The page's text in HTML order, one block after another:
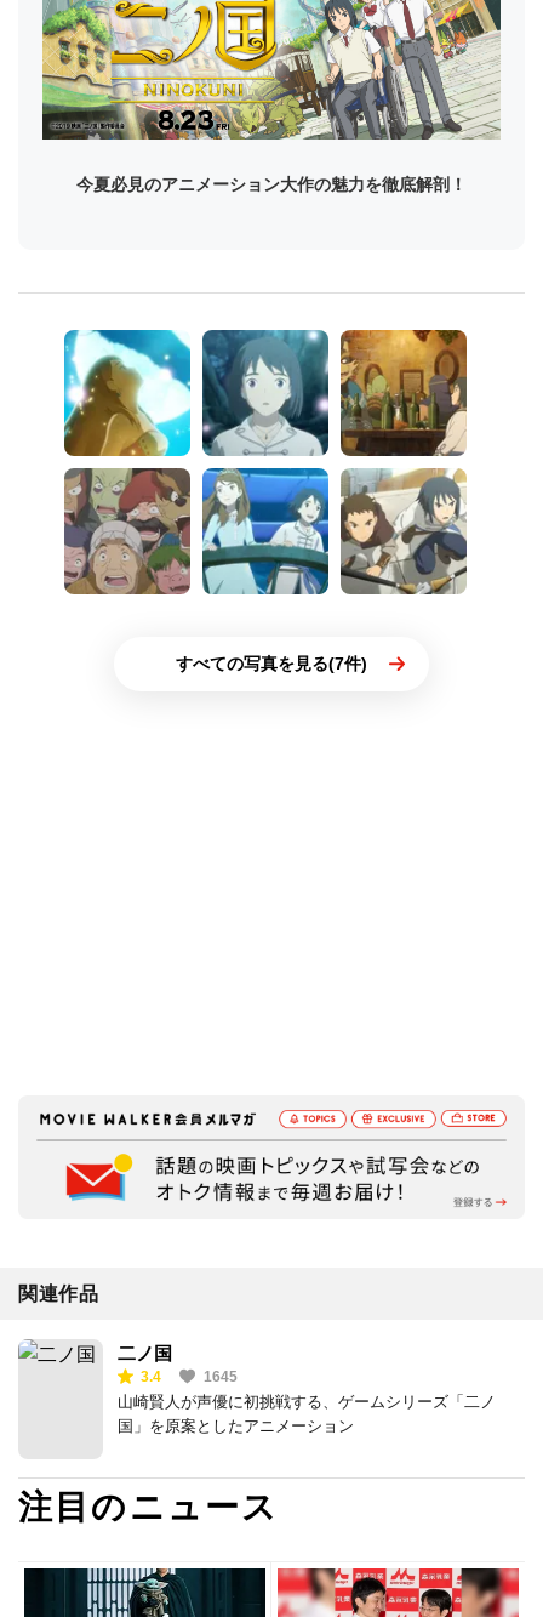
今夏必見のアニメーション大作の魅力を徹底解剖！
すべての写真を見る(7件)
関連作品
二ノ国
3.4 1645
山崎賢人が声優に初挑戦する、ゲームシリーズ「二ノ
国」を原案としたアニメーション
注目のニュース